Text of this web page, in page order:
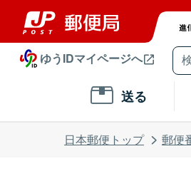
ゆうIDマイページへ
送る
日本郵便トップ 郵便